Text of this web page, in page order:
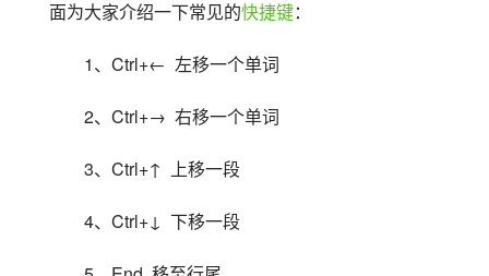
面为大家介绍一下常见的快捷键：
1、Ctrl+←  左移一个单词
2、Ctrl+→  右移一个单词
3、Ctrl+↑  上移一段
4、Ctrl+↓  下移一段